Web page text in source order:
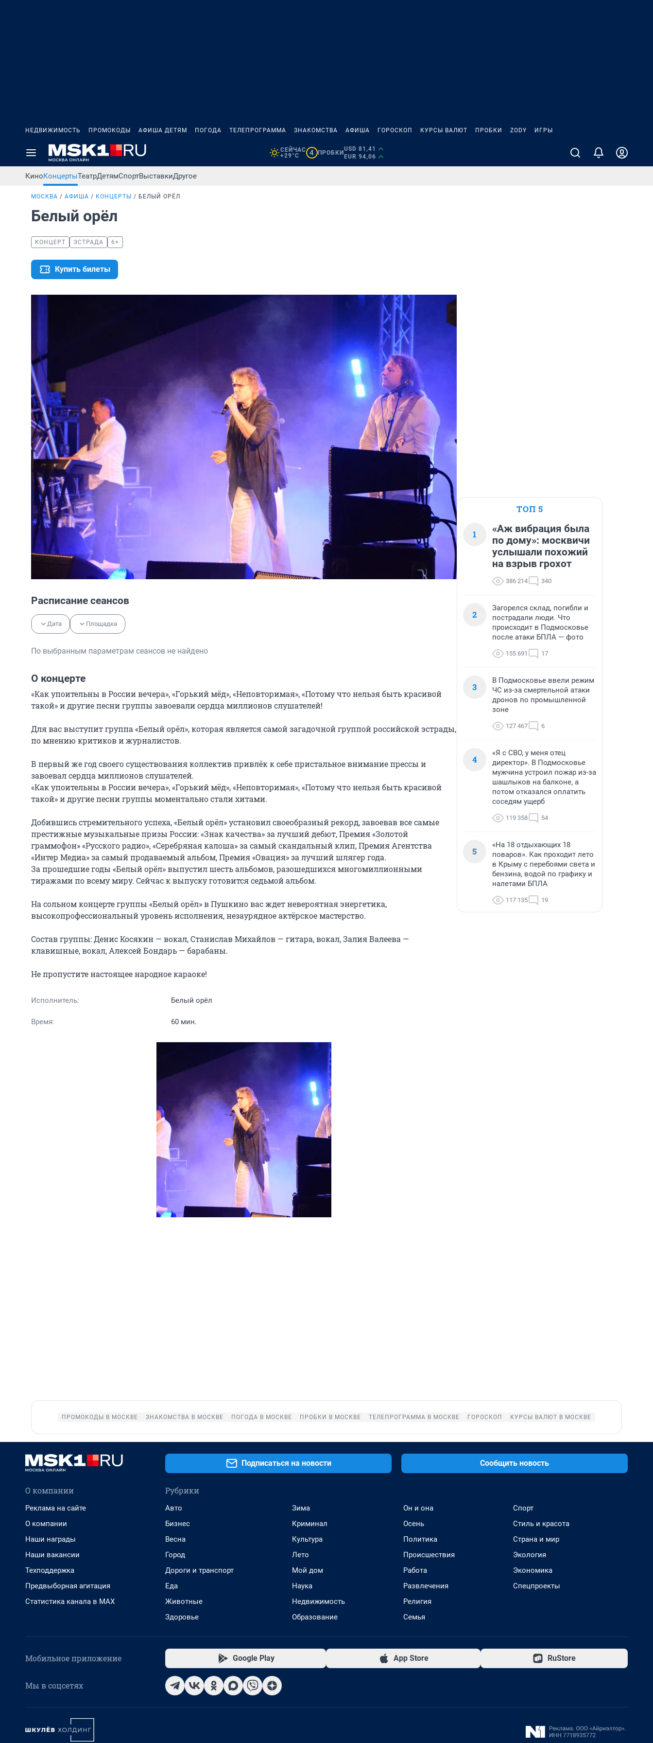
НЕДВИЖИМОСТЬ ПРОМОКОДЫ АФИША ДЕТЯМ ПОГОДА ТЕЛЕПРОГРАММА ЗНАКОМСТВА АФИША ГОРОСКОП КУРСЫ ВАЛЮТ ПРОБКИ ZODY ИГРЫ
СЕЙЧАС
+29°C
4 ПРОБКИ
USD 81,41
EUR 94,06
КиноКонцертыТеатрДетямСпортВыставкиДругое
МОСКВА АФИША КОНЦЕРТЫ БЕЛЫЙ ОРЁЛ
Белый орёл
КОНЦЕРТ ЭСТРАДА 6+
Купить билеты
Расписание сеансов
Дата Площадка
По выбранным параметрам сеансов не найдено
О концерте
«Как упоительны в России вечера», «Горький мёд», «Неповторимая», «Потому что нельзя быть красивой
такой» и другие песни группы завоевали сердца миллионов слушателей!
Для вас выступит группа «Белый орёл», которая является самой загадочной группой российской эстрады,
по мнению критиков и журналистов.
В первый же год своего существования коллектив привлёк к себе пристальное внимание прессы и
завоевал сердца миллионов слушателей.
«Как упоительны в России вечера», «Горький мёд», «Неповторимая», «Потому что нельзя быть красивой
такой» и другие песни группы моментально стали хитами.
Добившись стремительного успеха, «Белый орёл» установил своеобразный рекорд, завоевав все самые
престижные музыкальные призы России: «Знак качества» за лучший дебют, Премия «Золотой
граммофон» «Русского радио», «Серебряная калоша» за самый скандальный клип, Премия Агентства
«Интер Медиа» за самый продаваемый альбом, Премия «Овация» за лучший шлягер года.
За прошедшие годы «Белый орёл» выпустил шесть альбомов, разошедшихся многомиллионными
тиражами по всему миру. Сейчас к выпуску готовится седьмой альбом.
На сольном концерте группы «Белый орёл» в Пушкино вас ждет невероятная энергетика,
высокопрофессиональный уровень исполнения, незаурядное актёрское мастерство.
Состав группы: Денис Косякин — вокал, Станислав Михайлов — гитара, вокал, Залия Валеева —
клавишные, вокал, Алексей Бондарь — барабаны.
Не пропустите настоящее народное караоке!
Исполнитель: Белый орёл
Время: 60 мин.
ТОП 5
1
«Аж вибрация была
по дому»: москвичи
услышали похожий
на взрыв грохот
386 214 340
2
Загорелся склад, погибли и
пострадали люди. Что
происходит в Подмосковье
после атаки БПЛА — фото
155 691 17
3
В Подмосковье ввели режим
ЧС из-за смертельной атаки
дронов по промышленной
зоне
127 467 6
4
«Я с СВО, у меня отец
директор». В Подмосковье
мужчина устроил пожар из-за
шашлыков на балконе, а
потом отказался оплатить
соседям ущерб
119 358 54
5
«На 18 отдыхающих 18
поваров». Как проходит лето
в Крыму с перебоями света и
бензина, водой по графику и
налетами БПЛА
117 135 19
ПРОМОКОДЫ В МОСКВЕ ЗНАКОМСТВА В МОСКВЕ ПОГОДА В МОСКВЕ ПРОБКИ В МОСКВЕ ТЕЛЕПРОГРАММА В МОСКВЕ ГОРОСКОП КУРСЫ ВАЛЮТ В МОСКВЕ
Подписаться на новости Сообщить новость
О компании
Реклама на сайте
О компании
Наши награды
Наши вакансии
Техподдержка
Предвыборная агитация
Статистика канала в MAX
Рубрики
Авто
Бизнес
Весна
Город
Дороги и транспорт
Еда
Животные
Здоровье
Зима
Криминал
Культура
Лето
Мой дом
Наука
Недвижимость
Образование
Он и она
Осень
Политика
Происшествия
Работа
Развлечения
Религия
Семья
Спорт
Стиль и красота
Страна и мир
Экология
Экономика
Спецпроекты
Мобильное приложение Google Play App Store RuStore
Мы в соцсетях